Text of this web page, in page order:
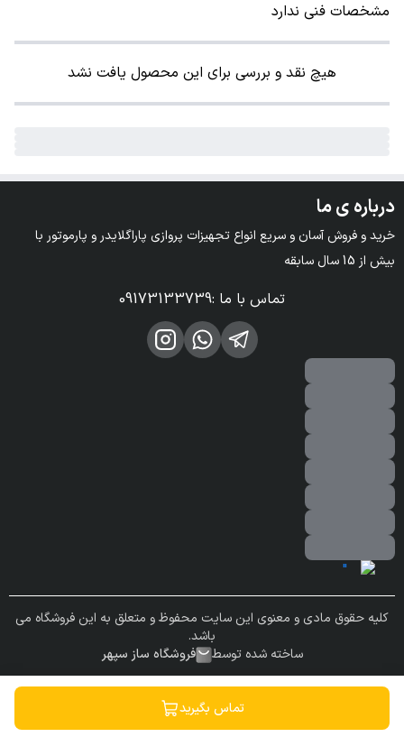
تماس بگیرید
مشخصات فنی ندارد
هیچ نقد و بررسی برای این محصول یافت نشد
درباره ی ما
بیش از 15 سال سابقه
تماس با ما :
09173133739
کلیه حقوق مادی و معنوی این سایت محفوظ و متعلق به این فروشگاه می
باشد.
ساخته شده توسط
فروشگاه ساز سپهر